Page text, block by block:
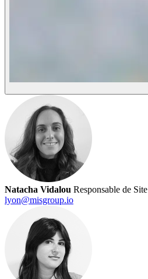
Natacha Vidalou Responsable de Site
lyon@misgroup.io